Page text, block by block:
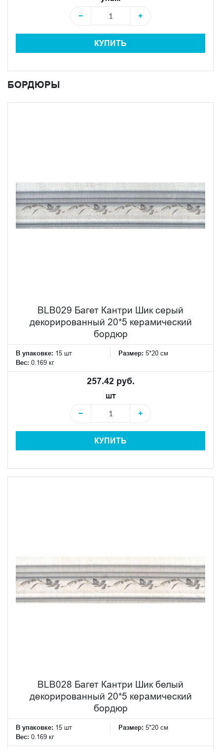
−
+
КУПИТЬ
БОРДЮРЫ
BLB029 Багет Кантри Шик серый
декорированный 20*5 керамический
бордюр
В упаковке: 15 шт Размер: 5*20 см
Вес: 0.169 кг
257.42 руб.
шт
−
+
КУПИТЬ
BLB028 Багет Кантри Шик белый
декорированный 20*5 керамический
бордюр
В упаковке: 15 шт Размер: 5*20 см
Вес: 0.169 кг